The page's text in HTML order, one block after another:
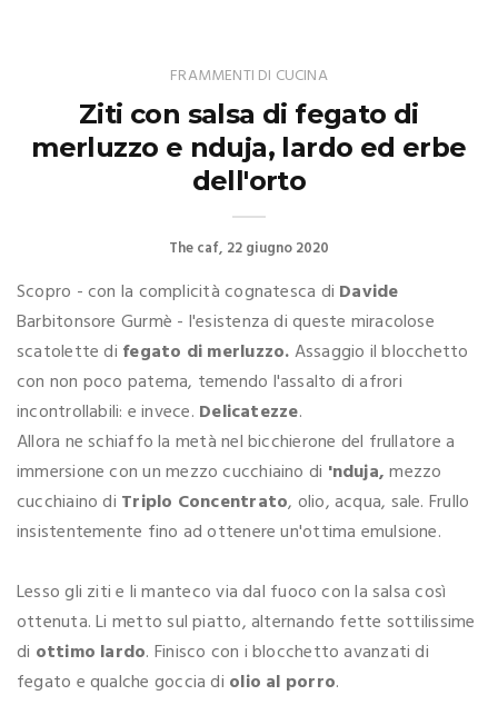
FRAMMENTI DI CUCINA
Ziti con salsa di fegato di
merluzzo e nduja, lardo ed erbe
dell'orto
The caf 22 giugno 2020
Scopro - con la complicità cognatesca di Davide
Barbitonsore Gurmè - l'esistenza di queste miracolose
scatolette di fegato di merluzzo.Assaggio il blocchetto
con non poco patema, temendo l'assalto di afrori
incontrollabili: e invece. Delicatezze.
Allora ne schiaffo la metà nel bicchierone del frullatore a
immersione con un mezzo cucchiaino di 'nduja,mezzo
cucchiaino di Triplo Concentrato, olio, acqua, sale. Frullo
insistentemente fino ad ottenere un'ottima emulsione.
Lesso gli ziti e li manteco via dal fuoco con la salsa così
ottenuta. Li metto sul piatto, alternando fette sottilissime
di ottimo lardo. Finisco con i blocchetto avanzati di
fegato e qualche goccia di olio al porro.